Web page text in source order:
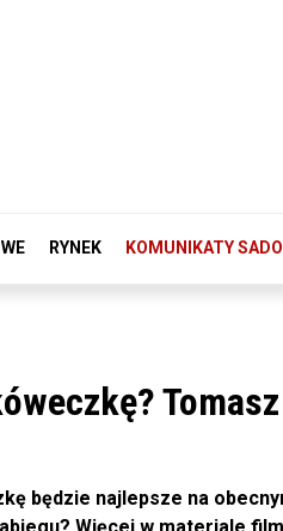
RYNEK KOMUNIKATY
będzie najlepsze na